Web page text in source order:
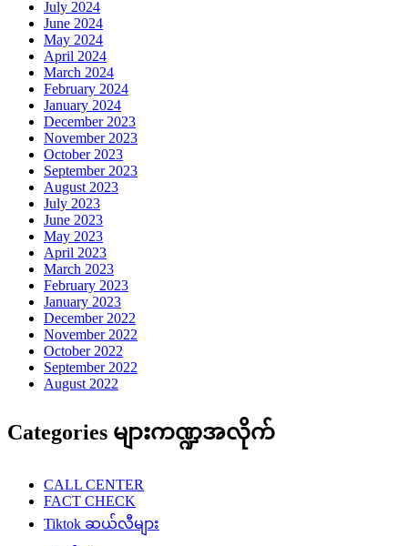
July 2024
June 2024
May 2024
April 2024
March 2024
February 2024
January 2024
December 2023
November 2023
October 2023
September 2023
August 2023
July 2023
June 2023
May 2023
April 2023
March 2023
February 2023
January 2023
December 2022
November 2022
October 2022
September 2022
August 2022
Categories များကဏ္ဍအလိုက်
CALL CENTER
FACT CHECK
Tiktok ဆယ်လီများ